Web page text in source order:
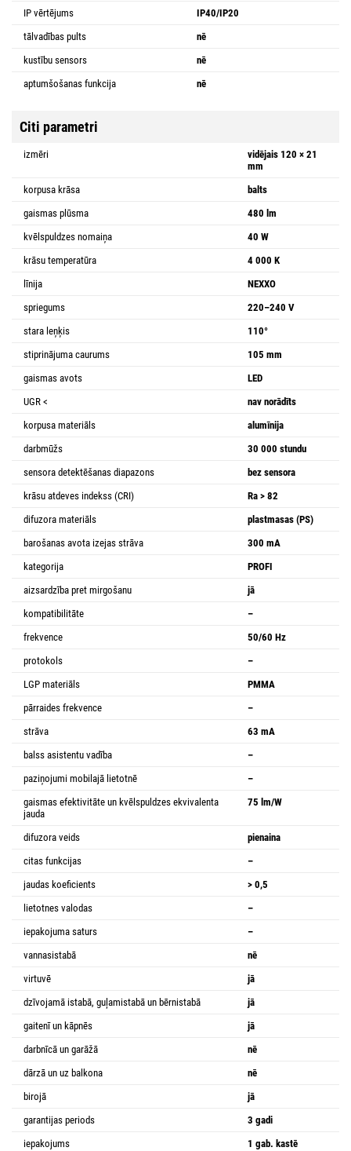
IP vērtējums
IP40/IP20
tālvadības pults
nē
kustību sensors
nē
aptumšošanas funkcija
nē
Citi parametri
izmēri
vidējais 120 × 21
mm
korpusa krāsa
balts
gaismas plūsma
480 lm
kvēlspuldzes nomaiņa
40 W
krāsu temperatūra
4 000 K
līnija
NEXXO
spriegums
220–240 V
stara leņķis
110°
stiprinājuma caurums
105 mm
gaismas avots
LED
UGR <
nav norādīts
korpusa materiāls
alumīnija
darbmūžs
30 000 stundu
sensora detektēšanas diapazons
bez sensora
krāsu atdeves indekss (CRI)
Ra > 82
difuzora materiāls
plastmasas (PS)
barošanas avota izejas strāva
300 mA
kategorija
PROFI
aizsardzība pret mirgošanu
jā
kompatibilitāte
–
frekvence
50/60 Hz
protokols
–
LGP materiāls
PMMA
pārraides frekvence
–
strāva
63 mA
balss asistentu vadība
–
paziņojumi mobilajā lietotnē
–
gaismas efektivitāte un kvēlspuldzes ekvivalenta
jauda
75 lm/W
difuzora veids
pienaina
citas funkcijas
–
jaudas koeficients
> 0,5
lietotnes valodas
–
iepakojuma saturs
–
vannasistabā
nē
virtuvē
jā
dzīvojamā istabā, guļamistabā un bērnistabā
jā
gaitenī un kāpnēs
jā
darbnīcā un garāžā
nē
dārzā un uz balkona
nē
birojā
jā
garantijas periods
3 gadi
iepakojums
1 gab. kastē